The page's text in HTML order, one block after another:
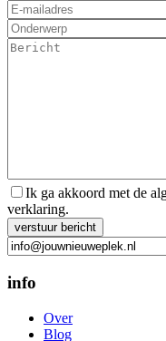
Ik ga akkoord met de
verklaring.
Gelieve dit veld leeg te laten.
info
Over
Blog